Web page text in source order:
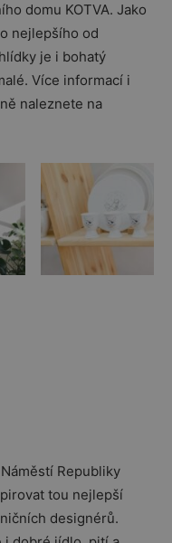
domu KOTVA. Jako
nejlepšího od
je i bohatý
Více informací i
naleznete na
Republiky
tou nejlepší
designérů.